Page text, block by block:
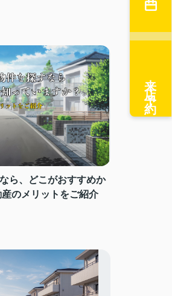
ら、どこがおすすめか
のメリットをご紹介
来店予約